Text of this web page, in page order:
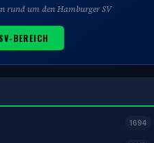
rund um den Hamburger SV
BEREICH
1694